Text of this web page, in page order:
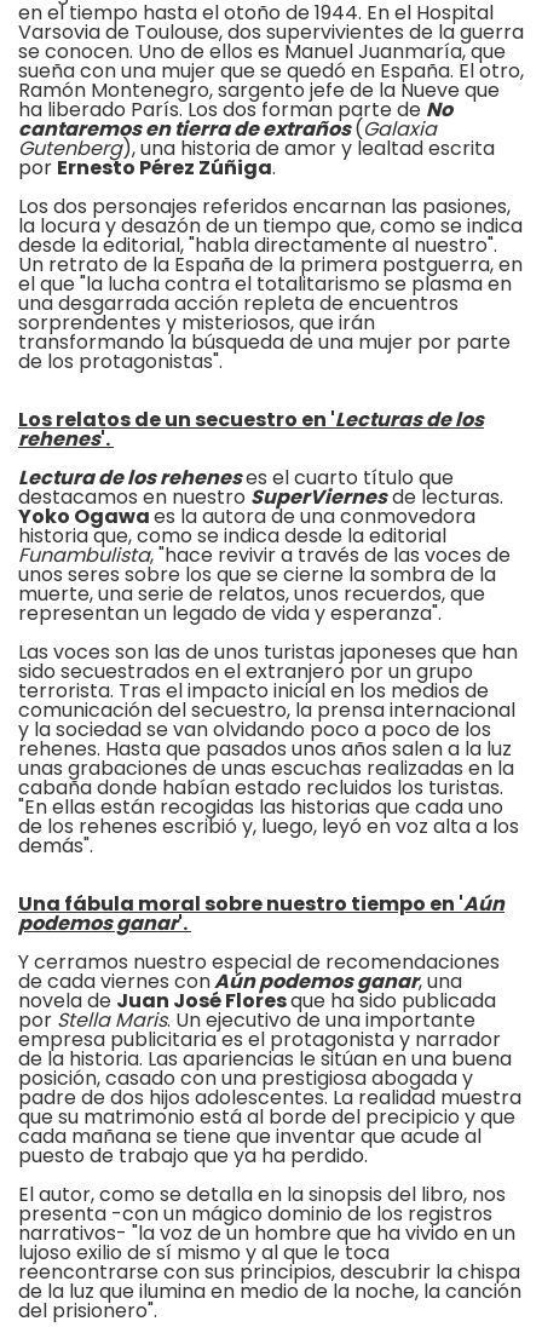
en el tiempo hasta el otoño de 1944. En el Hospital
Varsovia de Toulouse, dos supervivientes de la guerra
se conocen. Uno de ellos es Manuel Juanmaría, que
sueña con una mujer que se quedó en España. El otro,
Ramón Montenegro, sargento jefe de la Nueve que
ha liberado París. Los dos forman parte de No
cantaremos en tierra de extraños(Galaxia
Gutenberg), una historia de amor y lealtad escrita
por Ernesto Pérez Zúñiga.
Los dos personajes referidos encarnan las pasiones,
la locura y desazón de un tiempo que, como se indica
desde la editorial, "habla directamente al nuestro".
Un retrato de la España de la primera postguerra, en
el que "la lucha contra el totalitarismo se plasma en
una desgarrada acción repleta de encuentros
sorprendentes y misteriosos, que irán
transformando la búsqueda de una mujer por parte
de los protagonistas".
Los relatos de un secuestro en 'Lecturas de los
rehenes'.
Lectura de los reheneses el cuarto título que
destacamos en nuestro SuperViernesde lecturas.
Yoko Ogawaes la autora de una conmovedora
historia que, como se indica desde la editorial
Funambulista, "hace revivir a través de las voces de
unos seres sobre los que se cierne la sombra de la
muerte, una serie de relatos, unos recuerdos, que
representan un legado de vida y esperanza".
Las voces son las de unos turistas japoneses que han
sido secuestrados en el extranjero por un grupo
terrorista. Tras el impacto inicial en los medios de
comunicación del secuestro, la prensa internacional
y la sociedad se van olvidando poco a poco de los
rehenes. Hasta que pasados unos años salen a la luz
unas grabaciones de unas escuchas realizadas en la
cabaña donde habían estado recluidos los turistas.
"En ellas están recogidas las historias que cada uno
de los rehenes escribió y, luego, leyó en voz alta a los
demás".
Una fábula moral sobre nuestro tiempo en 'Aún
podemos ganar'.
Y cerramos nuestro especial de recomendaciones
de cada viernes conAún podemos ganar, una
novela de Juan José Floresque ha sido publicada
por Stella Maris. Un ejecutivo de una importante
empresa publicitaria es el protagonista y narrador
de la historia. Las apariencias le sitúan en una buena
posición, casado con una prestigiosa abogada y
padre de dos hijos adolescentes. La realidad muestra
que su matrimonio está al borde del precipicio y que
cada mañana se tiene que inventar que acude al
puesto de trabajo que ya ha perdido.
El autor, como se detalla en la sinopsis del libro, nos
presenta -con un mágico dominio de los registros
narrativos- "la voz de un hombre que ha vivido en un
lujoso exilio de sí mismo y al que le toca
reencontrarse con sus principios, descubrir la chispa
de la luz que ilumina en medio de la noche, la canción
del prisionero".